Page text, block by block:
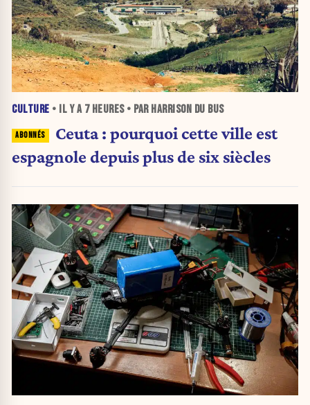
CULTURE • IL Y A 7 HEURES• PAR HARRISON DU BUS
Ceuta : pourquoi cette ville est
espagnole depuis plus de six siècles